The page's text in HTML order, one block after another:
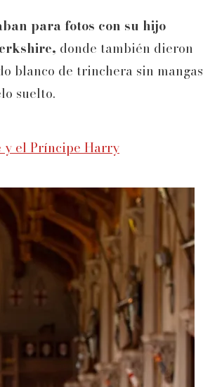
para fotos con su hijo
donde también dieron
blanco de trinchera sin mangas
suelto.
y el Príncipe Harry